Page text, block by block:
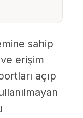
sahip
erişim
açıp